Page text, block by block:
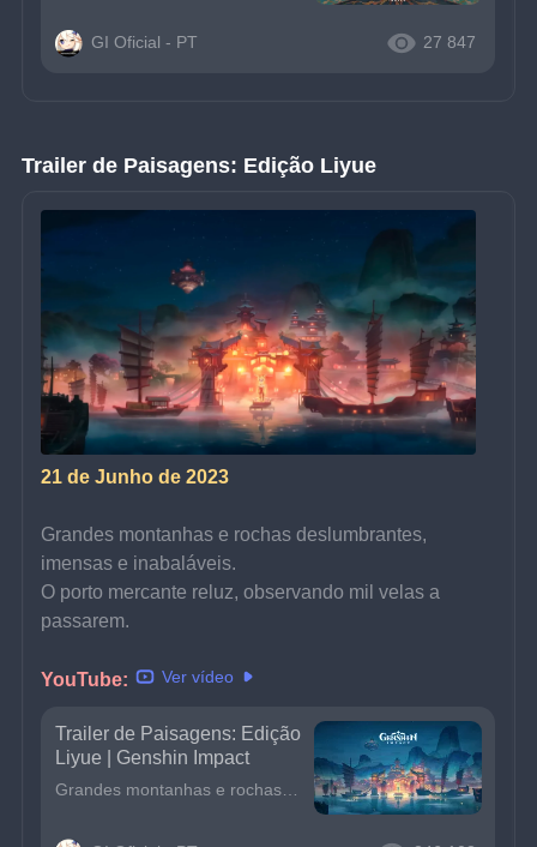
GI Oficial - PT 27 847
Trailer de Paisagens: Edição Liyue
21 de Junho de 2023
Grandes montanhas e rochas deslumbrantes,
imensas e inabaláveis.
O porto mercante reluz, observando mil velas a
passarem.
YouTube: Ver vídeo
Trailer de Paisagens: Edição
Liyue | Genshin Impact
Grandes montanhas e rochas deslumbrantes, imensas e inabaláveis.O porto mercante reluz, observando mil velas a passarem.